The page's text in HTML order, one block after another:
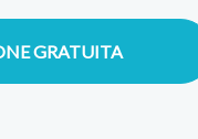
GRATUITA